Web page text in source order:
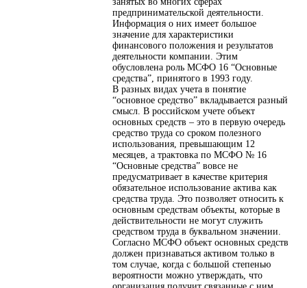
предпринимательской деятельности.
Информация о них имеет большое
значение для характеристики
финансового положения и результатов
деятельности компании. Этим
обусловлена роль МСФО 16 “Основные
средства”, принятого в 1993 году.
В разных видах учета в понятие
“основное средство” вкладывается разный
смысл. В российском учете объект
основных средств – это в первую очередь
средство труда со сроком полезного
использования, превышающим 12
месяцев, а трактовка по МСФО № 16
“Основные средства” вовсе не
предусматривает в качестве критерия
обязательное использование актива как
средства труда. Это позволяет относить к
основным средствам объекты, которые в
действительности не могут служить
средством труда в буквальном значении.
Согласно МСФО объект основных средств
должен признаваться активом только в
том случае, когда с большой степенью
вероятности можно утверждать, что